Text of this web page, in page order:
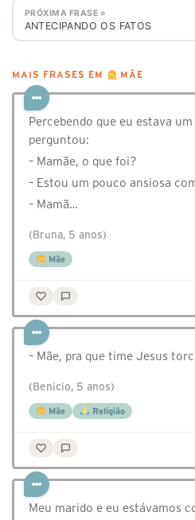
PRÓXIMA FRASE »
ANTECIPANDO OS FATOS
MAIS FRASES EM MÃE
Percebendo que eu estava
perguntou:
– Mamãe, o que foi?
– Estou um pouco ansiosa
– Mamã…
(Bruna, 5 anos)
Mãe
– Mãe, pra que time Jesus
(Benicio, 5 anos)
Mãe Religião
Meu marido e eu estávamos